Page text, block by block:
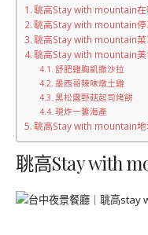
聎高Stay with mountain在
聎高Stay with mountain
聎高Stay with mountain菜
聎高Stay with mountain美
舒肥雞胸凱撒沙拉
墨西哥辣味燉土雞
黑松露野菇起司烤餅
現炸一簍海產
聎高Stay with mountain
聎高Stay with